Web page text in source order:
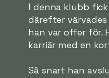
I denna klubb
därefter
han var offer för.
karriär med en
Så snart han